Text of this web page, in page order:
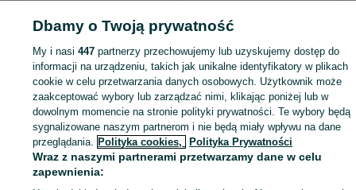
Strona główna Dom i Ogród Ogród Architektura ogrodowa Domki
Domki
Podkarpackie
Domki - Korczyna
KATEGORIA
ID:886292920 Wyświetlenia:
Dbamy o Twoją prywatność
My i nasi447 partnerzy przechowujemy lub uzyskujemy dostęp do
informacji na urządzeniu, takich jak unikalne identyfikatory w plikach
cookie w celu przetwarzania danych osobowych. Użytkownik może
zaakceptować wybory lub zarządzać nimi, klikając poniżej lub w
dowolnym momencie na stronie polityki prywatności. Te wybory będą
sygnalizowane naszym partnerom i nie będą miały wpływu na dane
przeglądania. Polityka cookies, Polityka Prywatności
Wraz z naszymi partnerami przetwarzamy dane w celu
zapewnienia: